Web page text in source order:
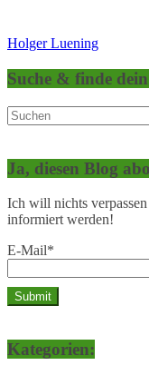
Holger Luening
Suche & finde
Ja, diesen Blog
Ich will nichts
informiert werden!
E-Mail*
Kategorien: